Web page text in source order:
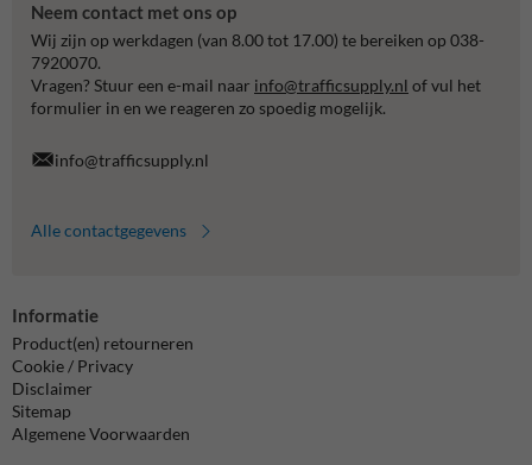
Neem contact met ons op
Wij zijn op werkdagen (van 8.00 tot 17.00) te bereiken op 038-
7920070.
Vragen? Stuur een e-mail naar info@trafficsupply.nl of vul het
formulier in en we reageren zo spoedig mogelijk.
info@trafficsupply.nl
Alle contactgegevens
Informatie
Product(en) retourneren
Cookie / Privacy
Disclaimer
Sitemap
Algemene Voorwaarden